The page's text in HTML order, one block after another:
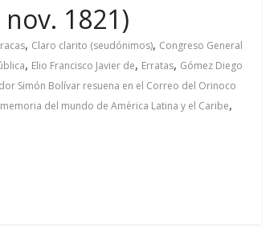
1821)
, Claro clarito (seudónimos), Congreso General
, Elio Francisco Javier de, Erratas, Gómez Diego
Simón Bolívar resuena en el Correo del Orinoco
del mundo de América Latina y el Caribe,